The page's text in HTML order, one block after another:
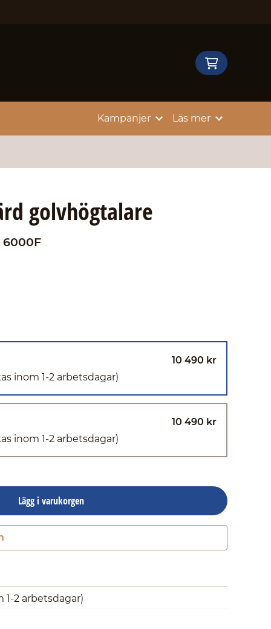
Kampanjer Läs mer
golvhögtalare
6000F
10 490 kr
inom 1-2 arbetsdagar)
10 490 kr
inom 1-2 arbetsdagar)
Lägg i varukorgen
1-2 arbetsdagar)